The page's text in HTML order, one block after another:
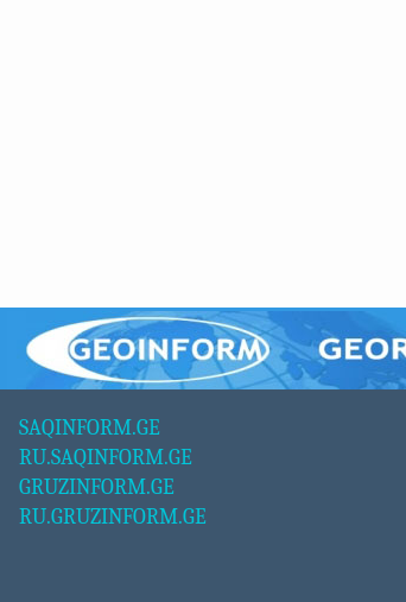
SAQINFORM.GE
RU.SAQINFORM.GE
GRUZINFORM.GE
RU.GRUZINFORM.GE